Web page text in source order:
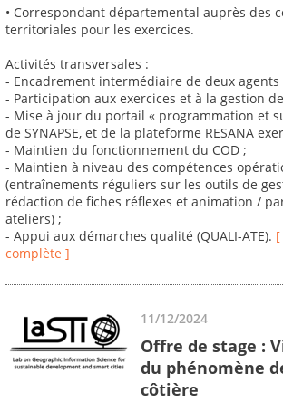
• Correspondant départemental auprès des
territoriales pour les exercices.
Activités transversales :
- Encadrement intermédiaire de deux agents
- Participation aux exercices et à la gestion
- Mise à jour du portail « programmation et
de SYNAPSE, et de la plateforme RESANA
- Maintien du fonctionnement du COD ;
- Maintien à niveau des compétences
(entraînements réguliers sur les outils de
rédaction de fiches réflexes et animation /
ateliers) ;
- Appui aux démarches qualité (QUALI-ATE).
complète ]
11/12/2024
Offre de stage :
du phénomène
côtière